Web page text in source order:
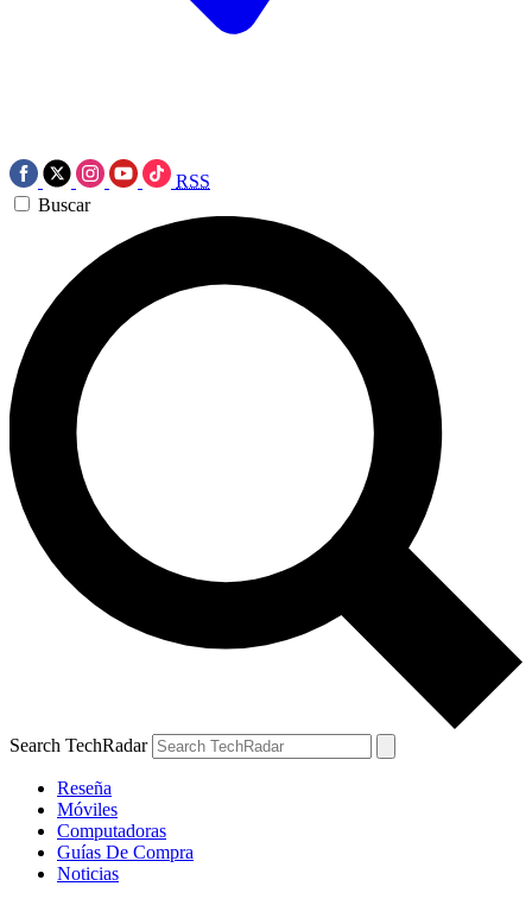
RSS
Buscar
Search TechRadar
Reseña
Móviles
Computadoras
Guías De Compra
Noticias